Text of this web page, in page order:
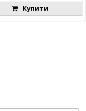
Купити